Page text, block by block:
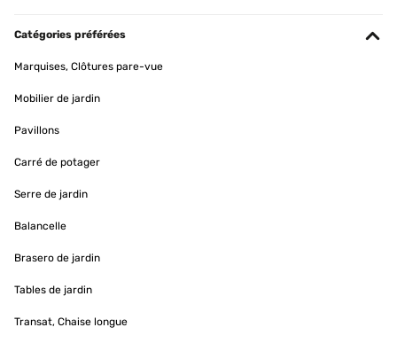
Bad sehr klein ist und wir ihn zur Ergänzung für die
Fußbodenheizung benötigen. Die Installation durch einen
und Qualität hat auch einen guten Eindruck gemacht. Außerdem
ist Kratz und stoßfest.Angeschlossen ist der Heizkörper relativ
schnell.Klasse Ergänzung für unsere Handtücher, nun haben diese
vorgewärmt! ️
Amazon-Benutzer
Catégories préférées
Marquises, Clôtures pare-vue
Mobilier de jardin
Pavillons
Carré de potager
Serre de jardin
Balancelle
Brasero de jardin
Tables de jardin
Transat, Chaise longue